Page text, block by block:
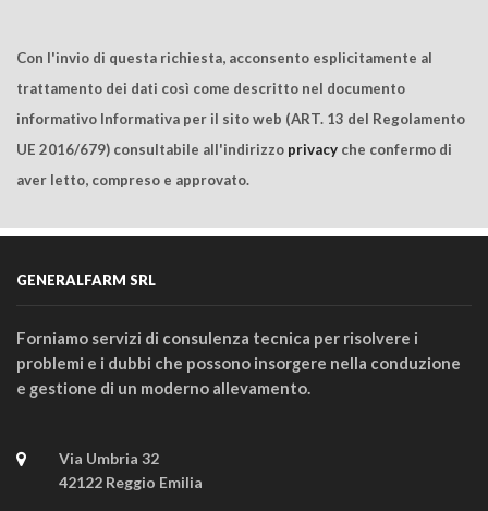
Con l'invio di questa richiesta, acconsento esplicitamente al
trattamento dei dati così come descritto nel documento
informativo Informativa per il sito web (ART. 13 del Regolamento
UE 2016/679) consultabile all'indirizzo privacy che confermo di
aver letto, compreso e approvato.
GENERALFARM SRL
Forniamo servizi di consulenza tecnica per risolvere i
problemi e i dubbi che possono insorgere nella conduzione
e gestione di un moderno allevamento.
Via Umbria 32
42122 Reggio Emilia